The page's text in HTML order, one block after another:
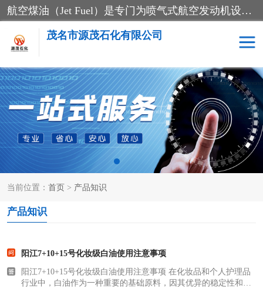
航空煤油（Jet Fuel）是专门为喷气式航空发动机设计的高纯度燃料，主要分为Jet A、Jet A-1和Jet B等类型。其特点是闪点高、低温流动性好，并添加了抗静电剂和抗氧化剂以确保飞行安全。航空煤油需
茂名市源茂石化有限公司
当前位置： 首页 > 产品知识
产品知识
阳江7+10+15号化妆级白油使用注意事项
阳江7+10+15号化妆级白油使用注意事项 在化妆品和个人护理品
行业中，白油作为一种重要的基础原料，因其优异的稳定性和安
RP3航空煤油 D20+D30溶剂油
D40+D60溶剂油 D80+D100溶剂油
6号+120号溶剂油 260号溶剂油
异构烷烃
3+5号化妆级白油
26+32号化妆级白油 46+68号化妆级白油
2731溶剂油